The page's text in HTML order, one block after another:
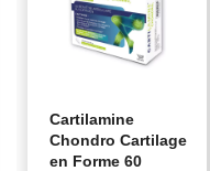
Cartilamine
Chondro Cartilage
en Forme 60